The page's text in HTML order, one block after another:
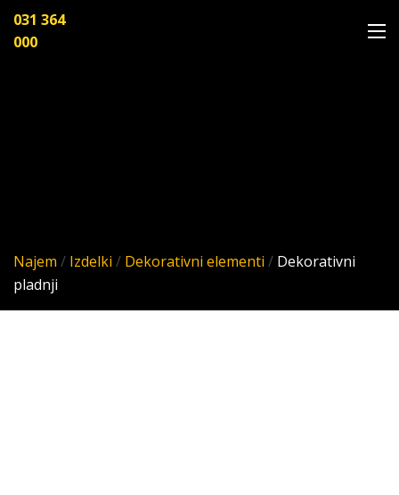
031 364
000
Najem / Izdelki / Dekorativni elementi / Dekorativni
pladnji